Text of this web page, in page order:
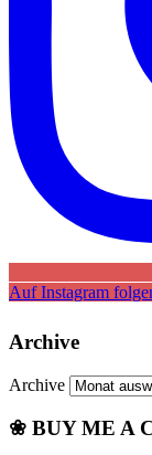
Auf Instagram
Archive
Archive
❀ BUY ME A